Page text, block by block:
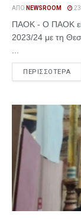
ΑΠΌ NEWSROOM
ΠΑΟΚ - Ο ΠΑΟΚ
2023/24 με τη
ΠΕΡΙΣΣΟΤΕΡΑ